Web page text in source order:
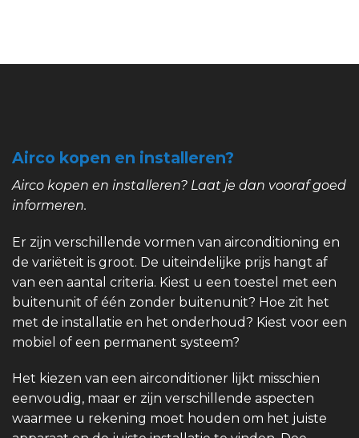
Airco kopen en installeren?
Airco kopen en installeren? Laat je dan vooraf goed
informeren.
Er zijn verschillende vormen van airconditioning en
de variëteit is groot. De uiteindelijke prijs hangt af
van een aantal criteria. Kiest u een toestel met een
buitenunit of één zonder buitenunit? Hoe zit het
met de installatie en het onderhoud? Kiest voor een
mobiel of een permanent systeem?
Het kiezen van een airconditioner lijkt misschien
eenvoudig, maar er zijn verschillende aspecten
waarmee u rekening moet houden om het juiste